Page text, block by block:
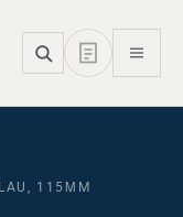
115ΜM